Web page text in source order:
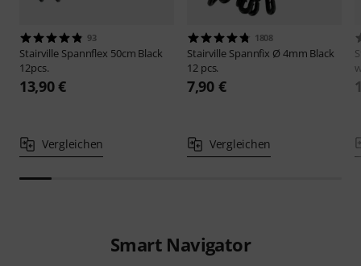
93
Stairville Spannflex 50cm Black
12pcs.
13,90 €
Vergleichen
1808
Stairville Spannfix Ø 4mm Black
12 pcs.
7,90 €
Vergleichen
Smart Navigator